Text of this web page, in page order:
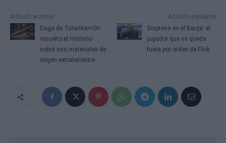
Artículo anterior
Daga de Tutankamón:
resuelto el misterio
sobre sus materiales de
origen extraterrestre
Artículo siguiente
Sorpresa en el Barça: el
jugador que se queda
fuera por orden de Flick